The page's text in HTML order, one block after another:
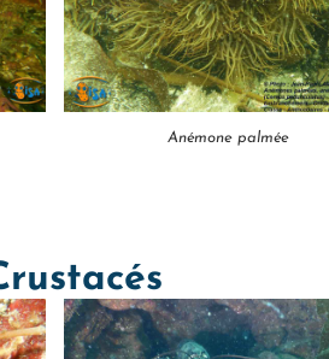
Anémone palmée